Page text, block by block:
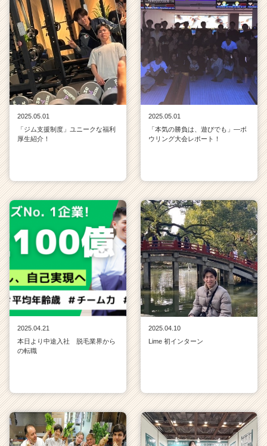
2025.05.01
「ジム支援制度」ユニークな福利
厚生紹介！
2025.05.01
「本気の勝負は、遊びでも」—ボ
ウリング大会レポート！
2025.04.21
本日より中途入社 脱毛業界から
の転職
2025.04.10
Lime 初インターン